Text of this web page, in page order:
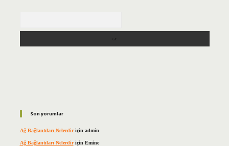
Son yorumlar
Ağ Bağlantıları Nelerdiriçin admin
Ağ Bağlantıları Nelerdiriçin Emine